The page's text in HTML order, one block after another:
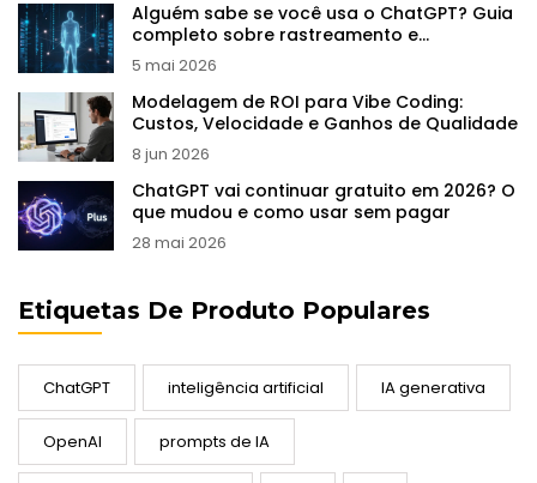
Alguém sabe se você usa o ChatGPT? Guia
completo sobre rastreamento e
privacidade
5 mai 2026
Modelagem de ROI para Vibe Coding:
Custos, Velocidade e Ganhos de Qualidade
8 jun 2026
ChatGPT vai continuar gratuito em 2026? O
que mudou e como usar sem pagar
28 mai 2026
Etiquetas De Produto Populares
ChatGPT inteligência artificial IA generativa
OpenAI prompts de IA